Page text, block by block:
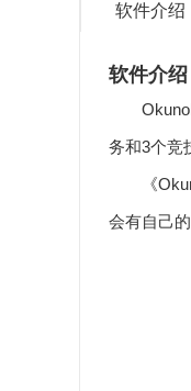
软件介绍
软件介绍
务和3个竞
《
会有自己